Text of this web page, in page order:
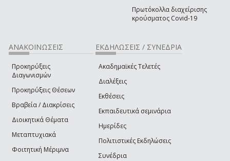
Πρωτόκολλα διαχείρισης
κρούσματος Covid-19
ΑΝΑΚΟΙΝΩΣΕΙΣ
Προκηρύξεις
Διαγωνισμών
Προκηρύξεις Θέσεων
Βραβεία / Διακρίσεις
Διοικητικά Θέματα
Μεταπτυχιακά
Φοιτητική Μέριμνα
ΕΚΔΗΛΩΣΕΙΣ / ΣΥΝΕΔΡΙΑ
Ακαδημαϊκές Τελετές
Διαλέξεις
Εκθέσεις
Εκπαιδευτικά σεμινάρια
Ημερίδες
Πολιτιστικές Εκδηλώσεις
Συνέδρια